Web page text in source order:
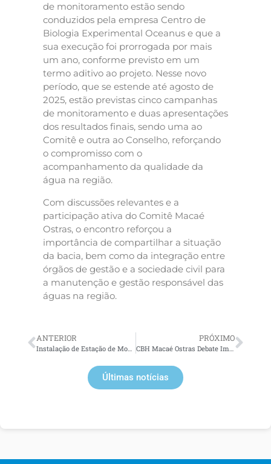
de monitoramento estão sendo
conduzidos pela empresa Centro de
Biologia Experimental Oceanus e que a
sua execução foi prorrogada por mais
um ano, conforme previsto em um
termo aditivo ao projeto. Nesse novo
período, que se estende até agosto de
2025, estão previstas cinco campanhas
de monitoramento e duas apresentações
dos resultados finais, sendo uma ao
Comitê e outra ao Conselho, reforçando
o compromisso com o
acompanhamento da qualidade da
água na região.
Com discussões relevantes e a
participação ativa do Comitê Macaé
Ostras, o encontro reforçou a
importância de compartilhar a situação
da bacia, bem como da integração entre
órgãos de gestão e a sociedade civil para
a manutenção e gestão responsável das
águas na região.
ANTERIOR
Instalação de Estação de Monitoramento Hidrometeorológico e Telemétrico é iniciada na Lagoa Imboassica, em Macaé
PRÓXIMO
CBH Macaé Ostras Debate Impactos na Gestão Hídrica em 1ª Edição de Seminário na UFRJ Campus Macaé
Últimas notícias